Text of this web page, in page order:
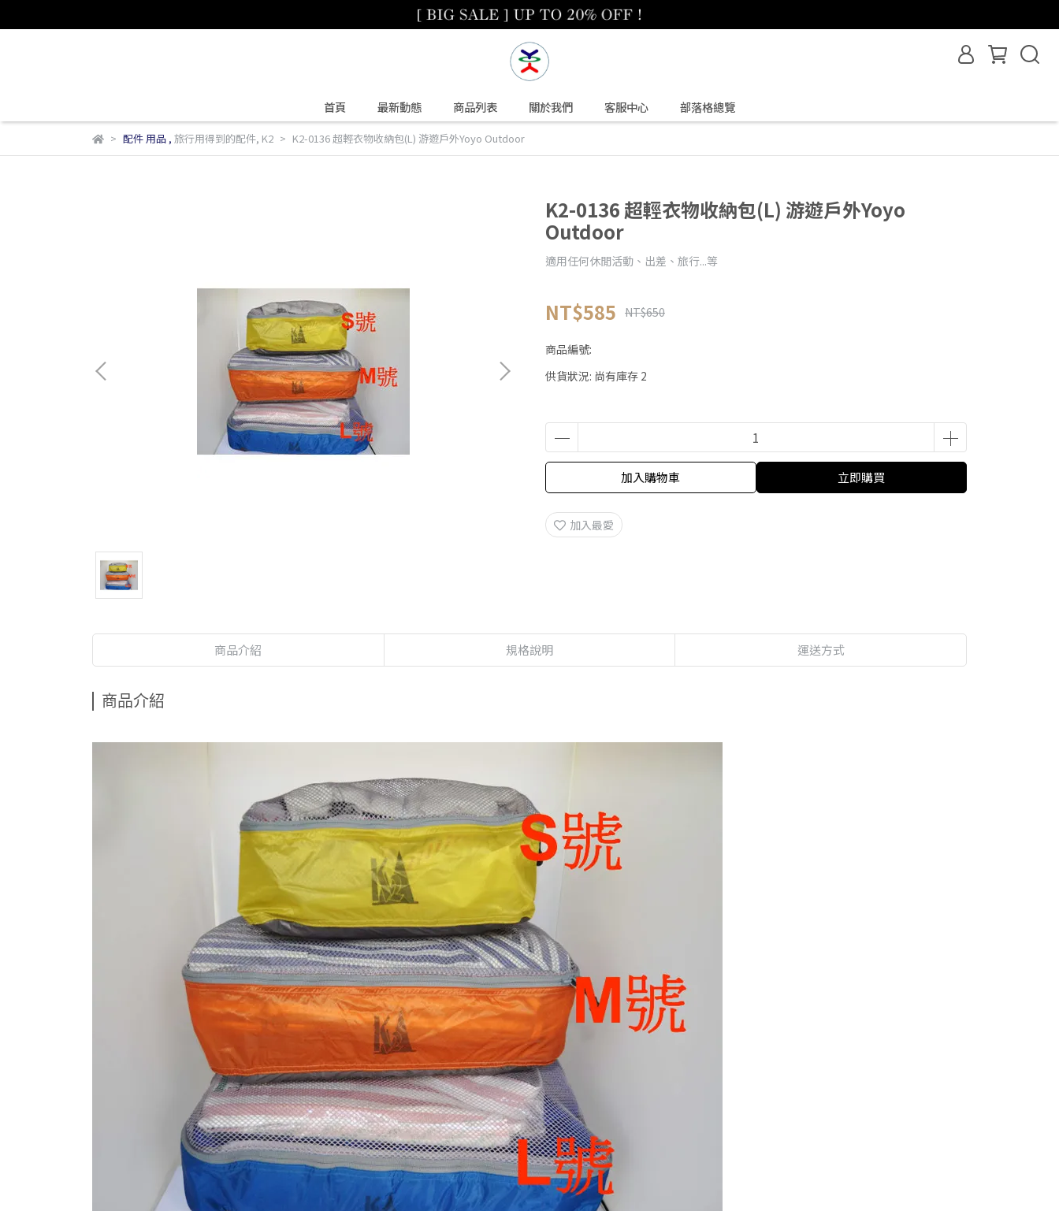
首頁 最新動態 商品列表 關於我們 客服中心 部落格總覽
配件 用品, 旅行用得到的配件, K2 K2-0136 超輕衣物收納包(L) 游遊戶外Yoyo Outdoor
K2-0136 超輕衣物收納包(L) 游遊戶外Yoyo
Outdoor
適用任何休閒活動、出差、旅行...等
NT$585 NT$650
商品編號:
供貨狀況: 尚有庫存 2
加入購物車 立即購買
加入最愛
商品介紹 規格說明 運送方式
商品介紹